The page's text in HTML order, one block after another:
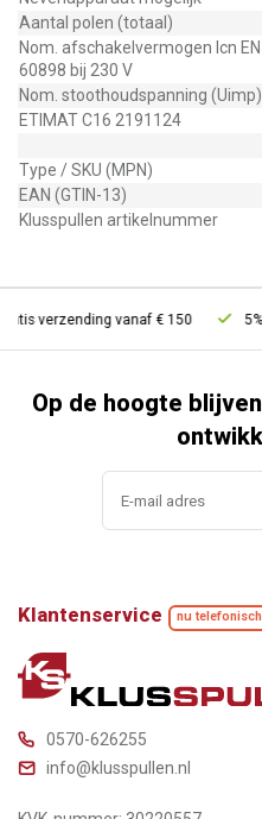
Aantal polen (totaal)
Nom. afschakelvermogen Icn EN
60898 bij 230 V
Nom. stoothoudspanning (Uimp)
ETIMAT C16 2191124
Type / SKU (MPN)
EAN (GTIN-13)
Klusspullen artikelnummer
verzending vanaf € 150
Op de hoogte
Klantenservice nu
0570-626255
info@klusspullen.nl